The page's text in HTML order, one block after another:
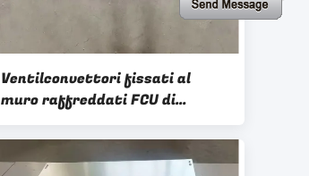
Ventilconvettori fissati al
muro raffreddati FCU di
Hydronic dell'acqua